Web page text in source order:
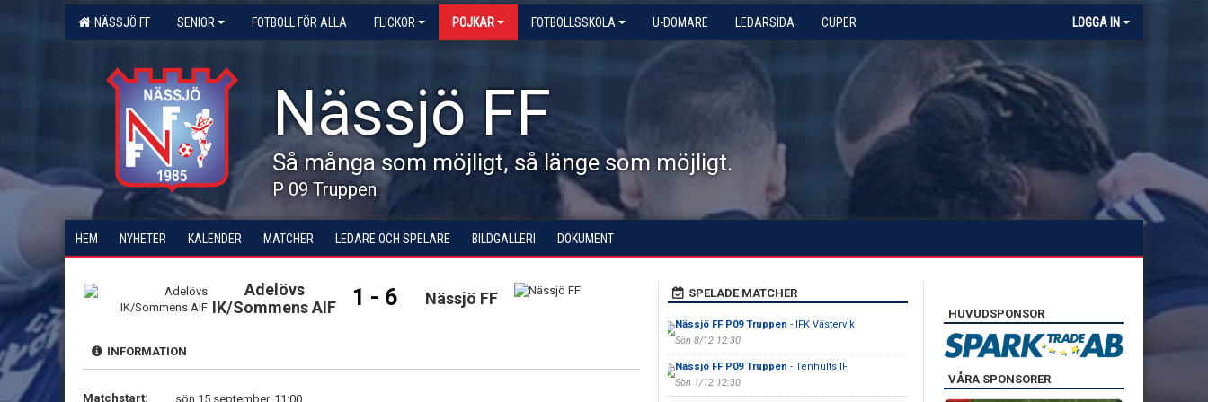
NÄSSJÖ FF SENIOR FOTBOLL FÖR ALLA FLICKOR POJKAR FOTBOLLSSKOLA U-DOMARE LEDARSIDA CUPER LOGGA IN
Nässjö FF
Så många som möjligt, så länge som möjligt.
P 09 Truppen
HEM NYHETER KALENDER MATCHER LEDARE OCH SPELARE BILDGALLERI DOKUMENT
Adelövs
IK/Sommens AIF
1 - 6 Nässjö FF
INFORMATION
Matchstart: sön 15 september, 11:00
SPELADE MATCHER
Nässjö FF P09 Truppen - IFK Västervik
Sön 8/12 12:30
Nässjö FF P09 Truppen - Tenhults IF
Sön 1/12 12:30
HUVUDSPONSOR
VÅRA SPONSORER